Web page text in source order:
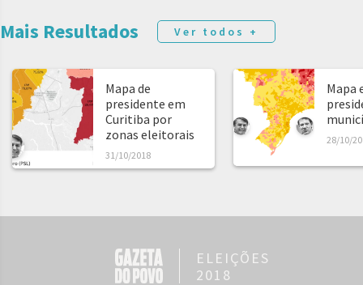
Mais Resultados Ver todos +
Mapa de
presidente em
Curitiba por
zonas eleitorais
31/10/2018
Mapa
28/10/
ELEIÇÕES
2018